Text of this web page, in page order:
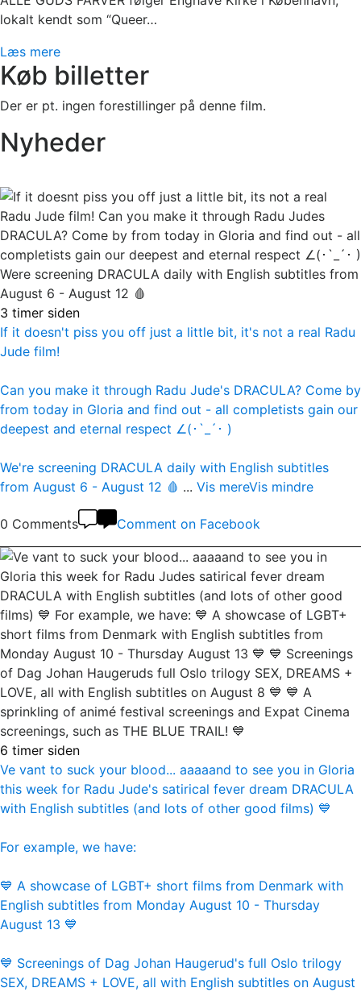
lokalt kendt som “Queer…
Læs mere
Køb billetter
Der er pt. ingen forestillinger på denne film.
Nyheder
3 timer siden
If it doesn't piss you off just a little bit, it's not a real Radu
Jude film!
Can you make it through Radu Jude's DRACULA? Come by
from today in Gloria and find out - all completists gain our
deepest and eternal respect ∠(･`_´･ )
We're screening DRACULA daily with English subtitles
from August 6 - August 12 🩸 ... Vis mereVis mindre
0 Comments Comment on Facebook
6 timer siden
Ve vant to suck your blood... aaaaand to see you in Gloria
this week for Radu Jude's satirical fever dream DRACULA
with English subtitles (and lots of other good films) 💙
For example, we have:
💙 A showcase of LGBT+ short films from Denmark with
English subtitles from Monday August 10 - Thursday
August 13 💙
💙 Screenings of Dag Johan Haugerud's full Oslo trilogy
SEX, DREAMS + LOVE, all with English subtitles on August